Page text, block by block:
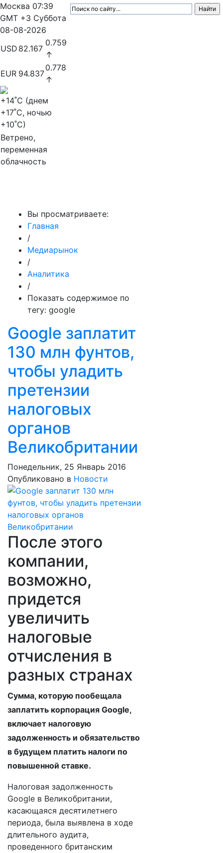
Москва 07:39
GMT +3 Суббота
08-08-2026
USD 82.167
0.759
↑
EUR 94.837
0.778
↑
+14˚C (днем
+17˚C, ночью
+10˚C)
Ветрено,
переменная
облачность
Вы просматриваете:
Главная
/
Медиарынок
/
Аналитика
/
Показать содержимое по
тегу: google
Google заплатит
130 млн фунтов,
чтобы уладить
претензии
налоговых
органов
Великобритании
Понедельник, 25 Январь 2016
Опубликовано в Новости
После этого
компании,
возможно,
придется
увеличить
налоговые
отчисления в
разных странах
Сумма, которую пообещала
заплатить корпорация Google,
включает налоговую
задолженность и обязательство
в будущем платить налоги по
повышенной ставке.
Налоговая задолженность
Google в Великобритании,
касающаяся десятилетнего
периода, была выявлена в ходе
длительного аудита,
проведенного британским